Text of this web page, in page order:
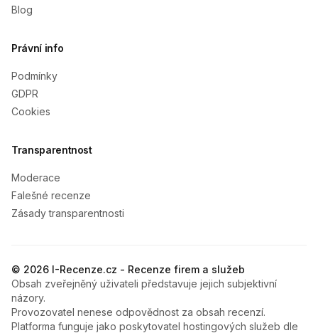
Blog
Právní info
Podmínky
GDPR
Cookies
Transparentnost
Moderace
Falešné recenze
Zásady transparentnosti
© 2026 I-Recenze.cz - Recenze firem a služeb
Obsah zveřejněný uživateli představuje jejich subjektivní
názory.
Provozovatel nenese odpovědnost za obsah recenzí.
Platforma funguje jako poskytovatel hostingových služeb dle